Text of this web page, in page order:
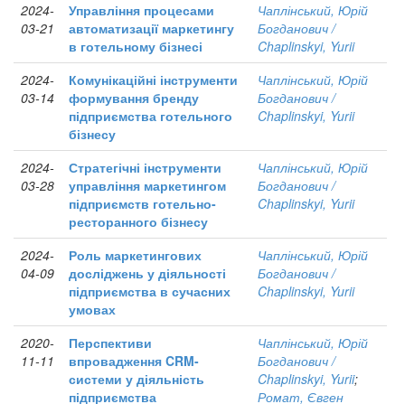
2024-
03-21
Управління процесами
автоматизації маркетингу
в готельному бізнесі
Чаплінський, Юрій
Богданович /
Chaplinskyi, Yurii
2024-
03-14
Комунікаційні інструменти
формування бренду
підприємства готельного
бізнесу
Чаплінський, Юрій
Богданович /
Chaplinskyi, Yurii
2024-
03-28
Стратегічні інструменти
управління маркетингом
підприємств готельно-
ресторанного бізнесу
Чаплінський, Юрій
Богданович /
Chaplinskyi, Yurii
2024-
04-09
Роль маркетингових
досліджень у діяльності
підприємства в сучасних
умовах
Чаплінський, Юрій
Богданович /
Chaplinskyi, Yurii
2020-
11-11
Перспективи
впровадження CRM-
системи у діяльність
підприємства
Чаплінський, Юрій
Богданович /
Chaplinskyi, Yurii;
Ромат, Євген